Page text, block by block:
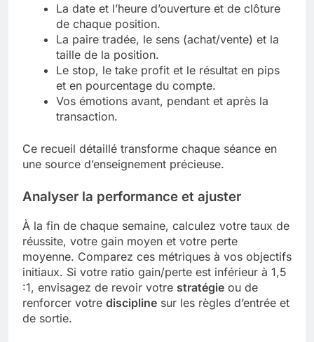
La date et l’heure d’ouverture et de clôture
de chaque position.
La paire tradée, le sens (achat/vente) et la
taille de la position.
Le stop, le take profit et le résultat en pips
et en pourcentage du compte.
Vos émotions avant, pendant et après la
transaction.
Ce recueil détaillé transforme chaque séance en
une source d’enseignement précieuse.
Analyser la performance et ajuster
À la fin de chaque semaine, calculez votre taux de
réussite, votre gain moyen et votre perte
moyenne. Comparez ces métriques à vos objectifs
initiaux. Si votre ratio gain/perte est inférieur à 1,5
:1, envisagez de revoir votre stratégie ou de
renforcer votre discipline sur les règles d’entrée et
de sortie.